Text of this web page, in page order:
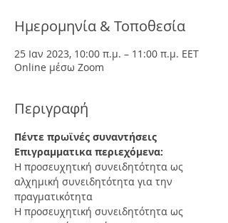
Ημερομηνία & Τοποθεσία
25 Ιαν 2023, 10:00 π.μ. – 11:00 π.μ. EET
Online μέσω Zoom
Περιγραφή
Πέντε πρωϊνές συναντήσεις
Επιγραμματικα περιεχόμενα:
Η προσευχητική συνειδητότητα ως
αλχημική συνειδητότητα για την
πραγματικότητα
Η προσευχητική συνειδητότητα ως